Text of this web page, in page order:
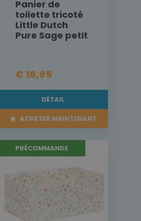
Panier de
toilette tricoté
Little Dutch
Pure Sage petit
€ 19,95
DÉTAIL
ACHETER MAINTENANT
PRÉCOMMANDE